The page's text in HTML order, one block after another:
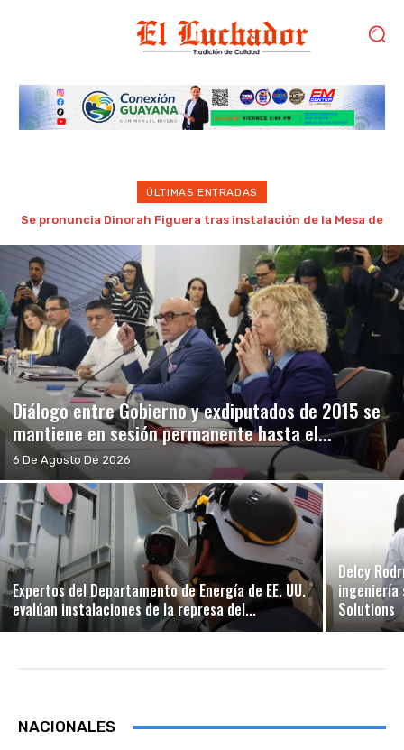
ÚLTIMAS ENTRADAS
Gobierno de Trump considera como “una oportunidad única”
Diálogo entre Gobierno y exdiputados de 2015 se
mantiene en sesión permanente hasta el...
6 De Agosto De 2026
Expertos del Departamento de Energía de EE. UU.
evalúan instalaciones de la represa del...
Delcy
ingeniería
Solutions
NACIONALES